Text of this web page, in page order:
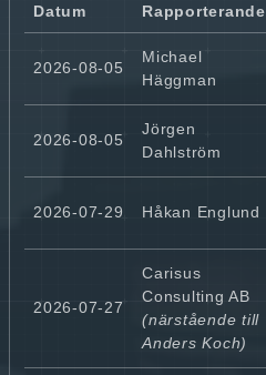
Datum Rapporterande
2026-08-05
Michael
Häggman
2026-08-05
Jörgen
Dahlström
2026-07-29 Håkan Englund
2026-07-27
Carisus
Consulting AB
(närstående till
Anders Koch)